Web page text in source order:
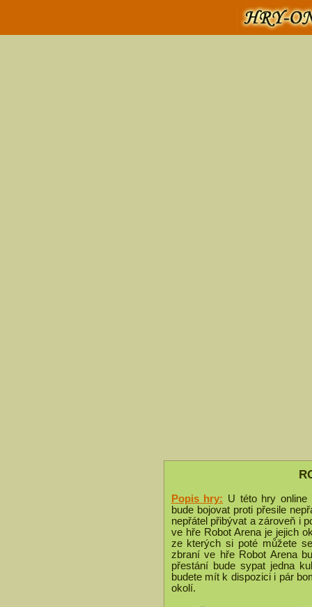
Popis hry: U této hry online
bude bojovat proti přesile
nepřátel přibývat a zároveň i
ve hře Robot Arena je jejich
ze kterých si poté můžete
zbraní ve hře Robot Arena
přestání bude sypat jedna
budete mít k dispozici i pár
okolí.